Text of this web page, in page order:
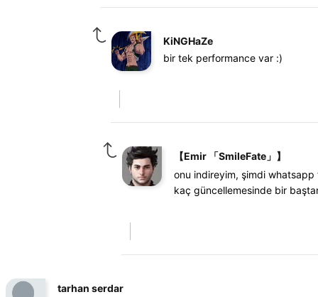
KiNGHaZe
bir tek performance var :)
【Emir 「SmileFate」】
onu indireyim, şimdi whatsapp
kaç güncellemesinde bir
tarhan serdar